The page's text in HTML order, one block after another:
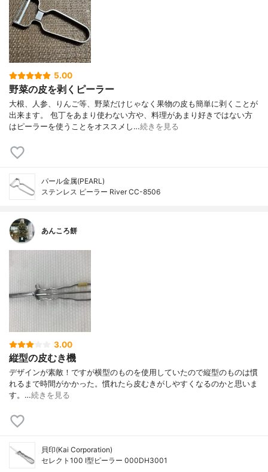
5.00
野菜の皮を剥くピーラー
大根、人参、りんご等、野菜だけじゃなく果物の皮も簡単に剥くことが
出来ます。 包丁をあまり使わない方や、料理があまり好きではない方
はピーラーを使うことをオススメし…続きを見る
パール金属(PEARL)
ステンレス ピーラー River CC-8506
あんころ餅
3.00
縦型の皮むき機
デザインが素敵！ですが横型のものを使用していたので縦型のものは慣
れるまで時間がかかった。慣れたら皮むきがしやすくなるのかと思いま
す。…続きを見る
貝印(Kai Corporation)
セレクト100 I型ピーラー 000DH3001